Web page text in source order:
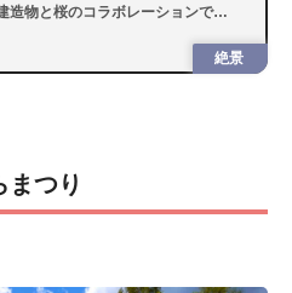
造物と桜のコラボレーションであ
絶景
まつり